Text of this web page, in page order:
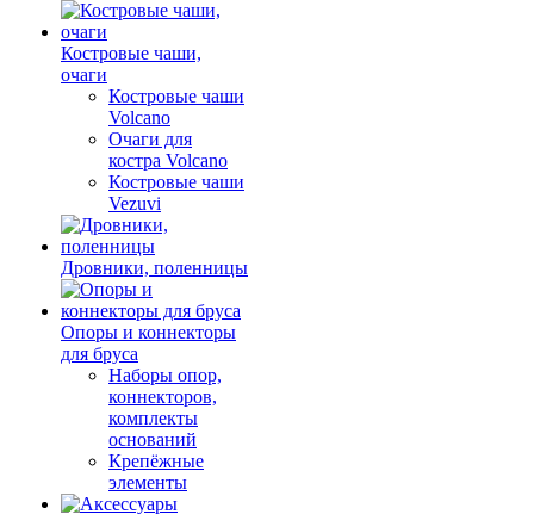
Костровые чаши,
очаги
Костровые чаши
Volcano
Очаги для
костра Volcano
Костровые чаши
Vezuvi
Дровники, поленницы
Опоры и коннекторы
для бруса
Наборы опор,
коннекторов,
комплекты
оснований
Крепёжные
элементы